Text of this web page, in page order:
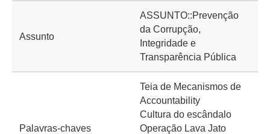
Assunto
ASSUNTO::Prevenção
da Corrupção,
Integridade e
Transparência Pública
Palavras-chaves
Teia de Mecanismos de
Accountability
Cultura do escândalo
Operação Lava Jato